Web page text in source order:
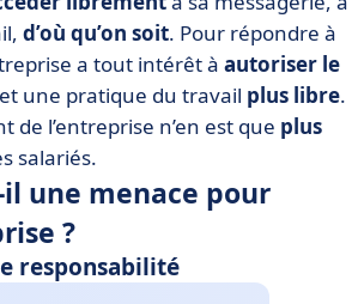
d’où qu’on soit. Pour répondre à
a tout intérêt à autoriser le
une pratique du travail plus libre.
de l’entreprise n’en est que plus
salariés.
il une menace pour
?
responsabilité